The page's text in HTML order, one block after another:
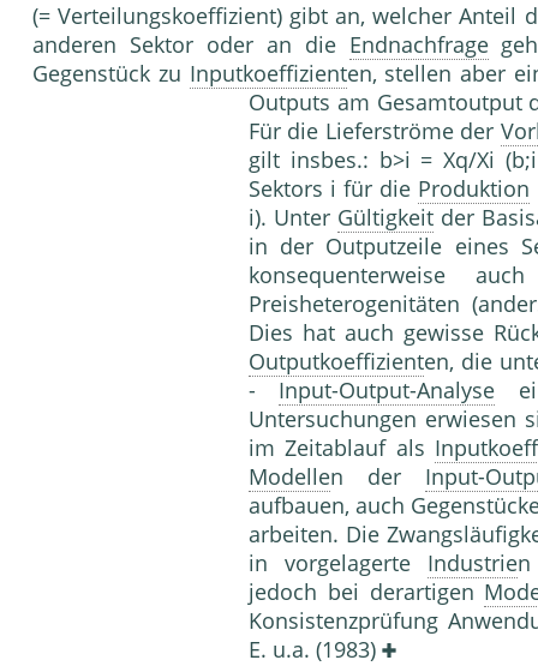
(= Verteilungskoeffizient) gibt an, welcher Anteil
anderen Sektor oder an die Endnachfrage
Gegenstück zu Inputkoeffizienten, stellen aber
Outputs am
Für die Lieferströme der
gilt insbes.: b>i = Xq/Xi
Sektors i für die Produktion
i). Unter Gültigkeit der
in der Outputzeile eines
konsequenterweise
Preisheterogenitäten
Dies hat auch gewisse
Outputkoeffizienten, die
- Input-Output-Analyse
Untersuchungen erwiesen
im Zeitablauf als
Modellen der Input-
aufbauen, auch
arbeiten. Die
in vorgelagerte Industrie
jedoch bei derartigen
Konsistenzprüfung
E. u.a. (1983)